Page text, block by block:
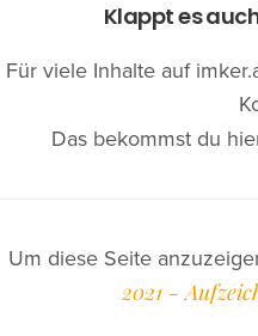
Klappt es
Für viele Inhalte auf
Das bekommst du
Um diese Seite
2021 -